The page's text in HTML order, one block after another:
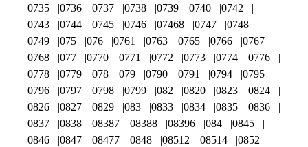
0735
0736 0737 0738 0739 0740
0742
0743
0744 0745 0746 07468 0747
0748
0749
075 076 0761 0763 0765 0766
0767
0768
077 0770 0771 0772 0773 0774
0776
0778
0779 078 079 0790 0791 0794
0795
0796
0797 0798 0799 082 0820 0823
0824
0826
0827 0829 083 0833 0834 0835
0836
0837
0838 08387 08388 08396 084
0845
0846
0847 08477 0848 08512 08514
0852